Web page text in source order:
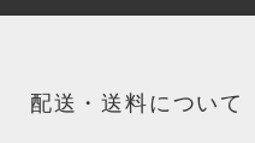
配送・送料について